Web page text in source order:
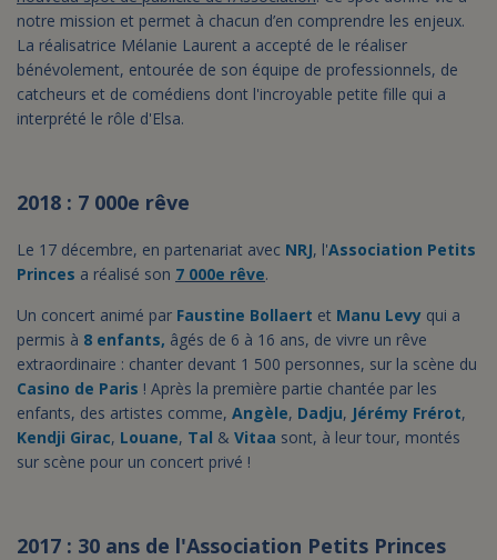
notre mission et permet à chacun d’en comprendre les enjeux.
La réalisatrice Mélanie Laurent a accepté de le réaliser
bénévolement, entourée de son équipe de professionnels, de
catcheurs et de comédiens dont l'incroyable petite fille qui a
interprété le rôle d'Elsa.
2018 : 7 000e rêve
Le 17 décembre, en partenariat avec NRJ, l'Association Petits
Princes a réalisé son 7 000e rêve.
Un concert animé par Faustine Bollaert et Manu Levy qui a
permis à 8 enfants, âgés de 6 à 16 ans, de vivre un rêve
extraordinaire : chanter devant 1 500 personnes, sur la scène du
Casino de Paris ! Après la première partie chantée par les
enfants, des artistes comme, Angèle, Dadju, Jérémy Frérot,
Kendji Girac, Louane, Tal & Vitaa sont, à leur tour, montés
sur scène pour un concert privé !
2017 : 30 ans de l'Association Petits Princes